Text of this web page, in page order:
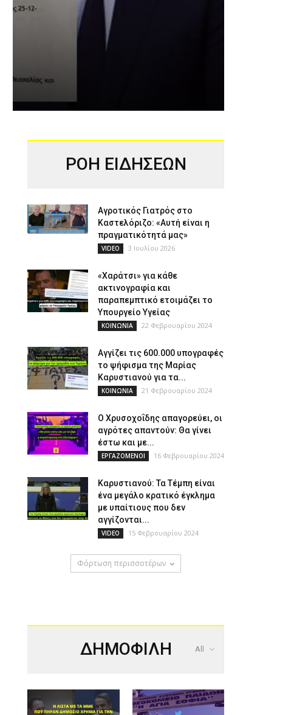
ΡΟΗ ΕΙΔΗΣΕΩΝ
Αγροτικός Γιατρός στο
Καστελόριζο: «Αυτή είναι η
πραγματικότητά μας»
VIDEO 3 Ιουλίου 2026
«Χαράτσι» για κάθε
ακτινογραφία και
παραπεμπτικό ετοιμάζει το
Υπουργείο Υγείας
ΚΟΙΝΩΝΙΑ 22 Φεβρουαρίου 2024
Αγγίζει τις 600.000 υπογραφές
το ψήφισμα της Μαρίας
Καρυστιανού για τα...
ΚΟΙΝΩΝΙΑ 21 Φεβρουαρίου 2024
Ο Χρυσοχοΐδης απαγορεύει, οι
αγρότες απαντούν: Θα γίνει
έστω και με...
ΕΡΓΑΖΟΜΕΝΟΙ 16 Φεβρουαρίου 2024
Καρυστιανού: Τα Τέμπη είναι
ένα μεγάλο κρατικό έγκλημα
με υπαίτιους που δεν
αγγίζονται...
VIDEO 15 Φεβρουαρίου 2024
Φόρτωση περισσοτέρων
ΔΗΜΟΦΙΛΗ All